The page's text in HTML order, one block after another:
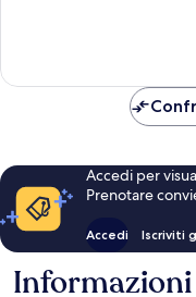
Accedi per
Prenotare
Accedi Iscriviti